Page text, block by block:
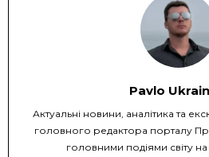
Pavlo
Актуальні новини, аналітика та
головного редактора порталу
головними подіями світу на